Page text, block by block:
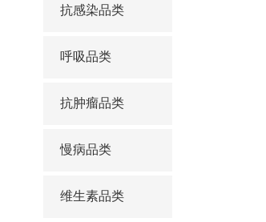
抗感染品类
呼吸品类
抗肿瘤品类
慢病品类
维生素品类